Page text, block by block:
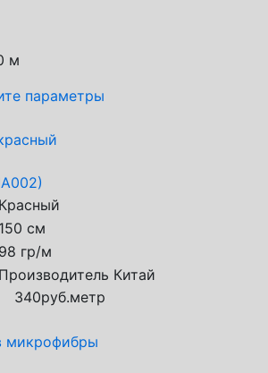
м
параметры
Красный
150 см
98 гр/м
Производитель Китай
340руб.метр